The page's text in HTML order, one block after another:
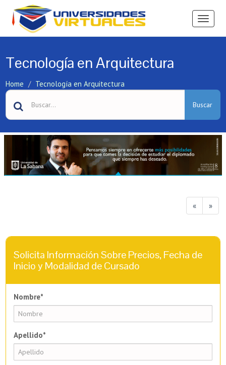
Ver
Tecnología en Arquitectura
Home Tecnología en Arquitectura
Buscar
« »
Solicita Información Sobre Precios, Fecha de
Inicio y Modalidad de Cursado
Nombre*
Apellido*